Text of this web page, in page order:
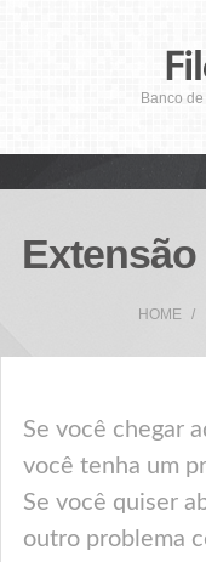
Banco
HOME
Se você chegar
você tenha um
Se você quiser
outro problema